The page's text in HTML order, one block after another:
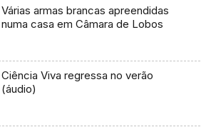
Várias armas brancas apreendidas
numa casa em Câmara de Lobos
Ciência Viva regressa no verão
(áudio)